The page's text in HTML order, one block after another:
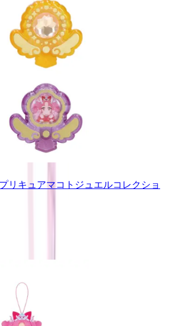
リキュアマコトジュエルコレクショ